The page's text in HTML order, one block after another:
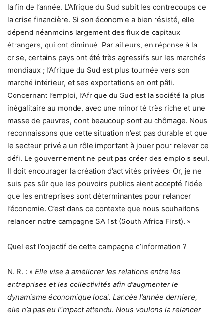
la fin de l’année. L’Afrique du Sud subit les contrecoups de
la crise financière. Si son économie a bien résisté, elle
dépend néanmoins largement des flux de capitaux
étrangers, qui ont diminué. Par ailleurs, en réponse à la
crise, certains pays ont été très agressifs sur les marchés
mondiaux ; l’Afrique du Sud est plus tournée vers son
marché intérieur, et ses exportations en ont pâti.
Concernant l’emploi, l’Afrique du Sud est la société la plus
inégalitaire au monde, avec une minorité très riche et une
masse de pauvres, dont beaucoup sont au chômage. Nous
reconnaissons que cette situation n’est pas durable et que
le secteur privé a un rôle important à jouer pour relever ce
défi. Le gouvernement ne peut pas créer des emplois seul.
Il doit encourager la création d’activités privées. Or, je ne
suis pas sûr que les pouvoirs publics aient accepté l’idée
que les entreprises sont déterminantes pour relancer
l’économie. C’est dans ce contexte que nous souhaitons
relancer notre campagne SA 1st (South Africa First). »
Quel est l’objectif de cette campagne d’information ?
N. R. : « Elle vise à améliorer les relations entre les
entreprises et les collectivités afin d’augmenter le
dynamisme économique local. Lancée l’année dernière,
elle n’a pas eu l’impact attendu. Nous voulons la relancer